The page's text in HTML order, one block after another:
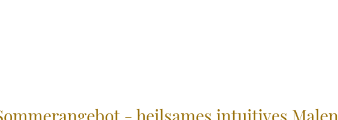
- heilsames intuitives Malen